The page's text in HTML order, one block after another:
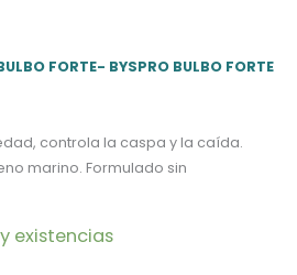
FORTE- BYSPRO BULBO FORTE
controla la caspa y la caída.
marino. Formulado sin
existencias